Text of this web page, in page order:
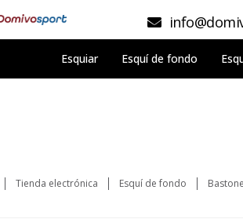
Esquiar Esquí de fondo
Tienda electrónica Esquí de fondo